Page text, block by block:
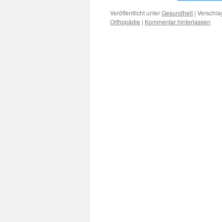
Veröffentlicht unterGesundheit |
Orthopädie | Kommentar hinterlassen